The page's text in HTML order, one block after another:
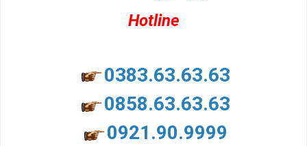
Sim Lục Quý 5- Sim Số Đẹp Tượng Trưng Cho Danh Vọng - Quyền Lực
Chắc hẳn nhiều người chúng ta ở đây đều biết rằng sim lục quý 8
không chỉ đẹp về hình thức mà còn đẹp về mặt ý nghĩa. Ý nghĩa
này bắt nguồn từ ý nghĩa của số 8 - con số đẹp được lòng nhiều
Hotline
0383.63.63.63
0858.63.63.63
0921.90.9999